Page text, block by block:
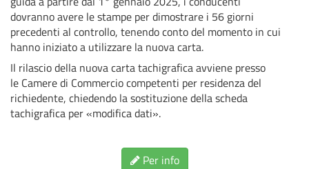
dovranno avere le stampe per dimostrare i 56 giorni
precedenti al controllo, tenendo conto del momento in cui
hanno iniziato a utilizzare la nuova carta.
Il rilascio della nuova carta tachigrafica avviene presso
le Camere di Commercio competenti per residenza del
richiedente, chiedendo la sostituzione della scheda
tachigrafica per «modifica dati».
Per info